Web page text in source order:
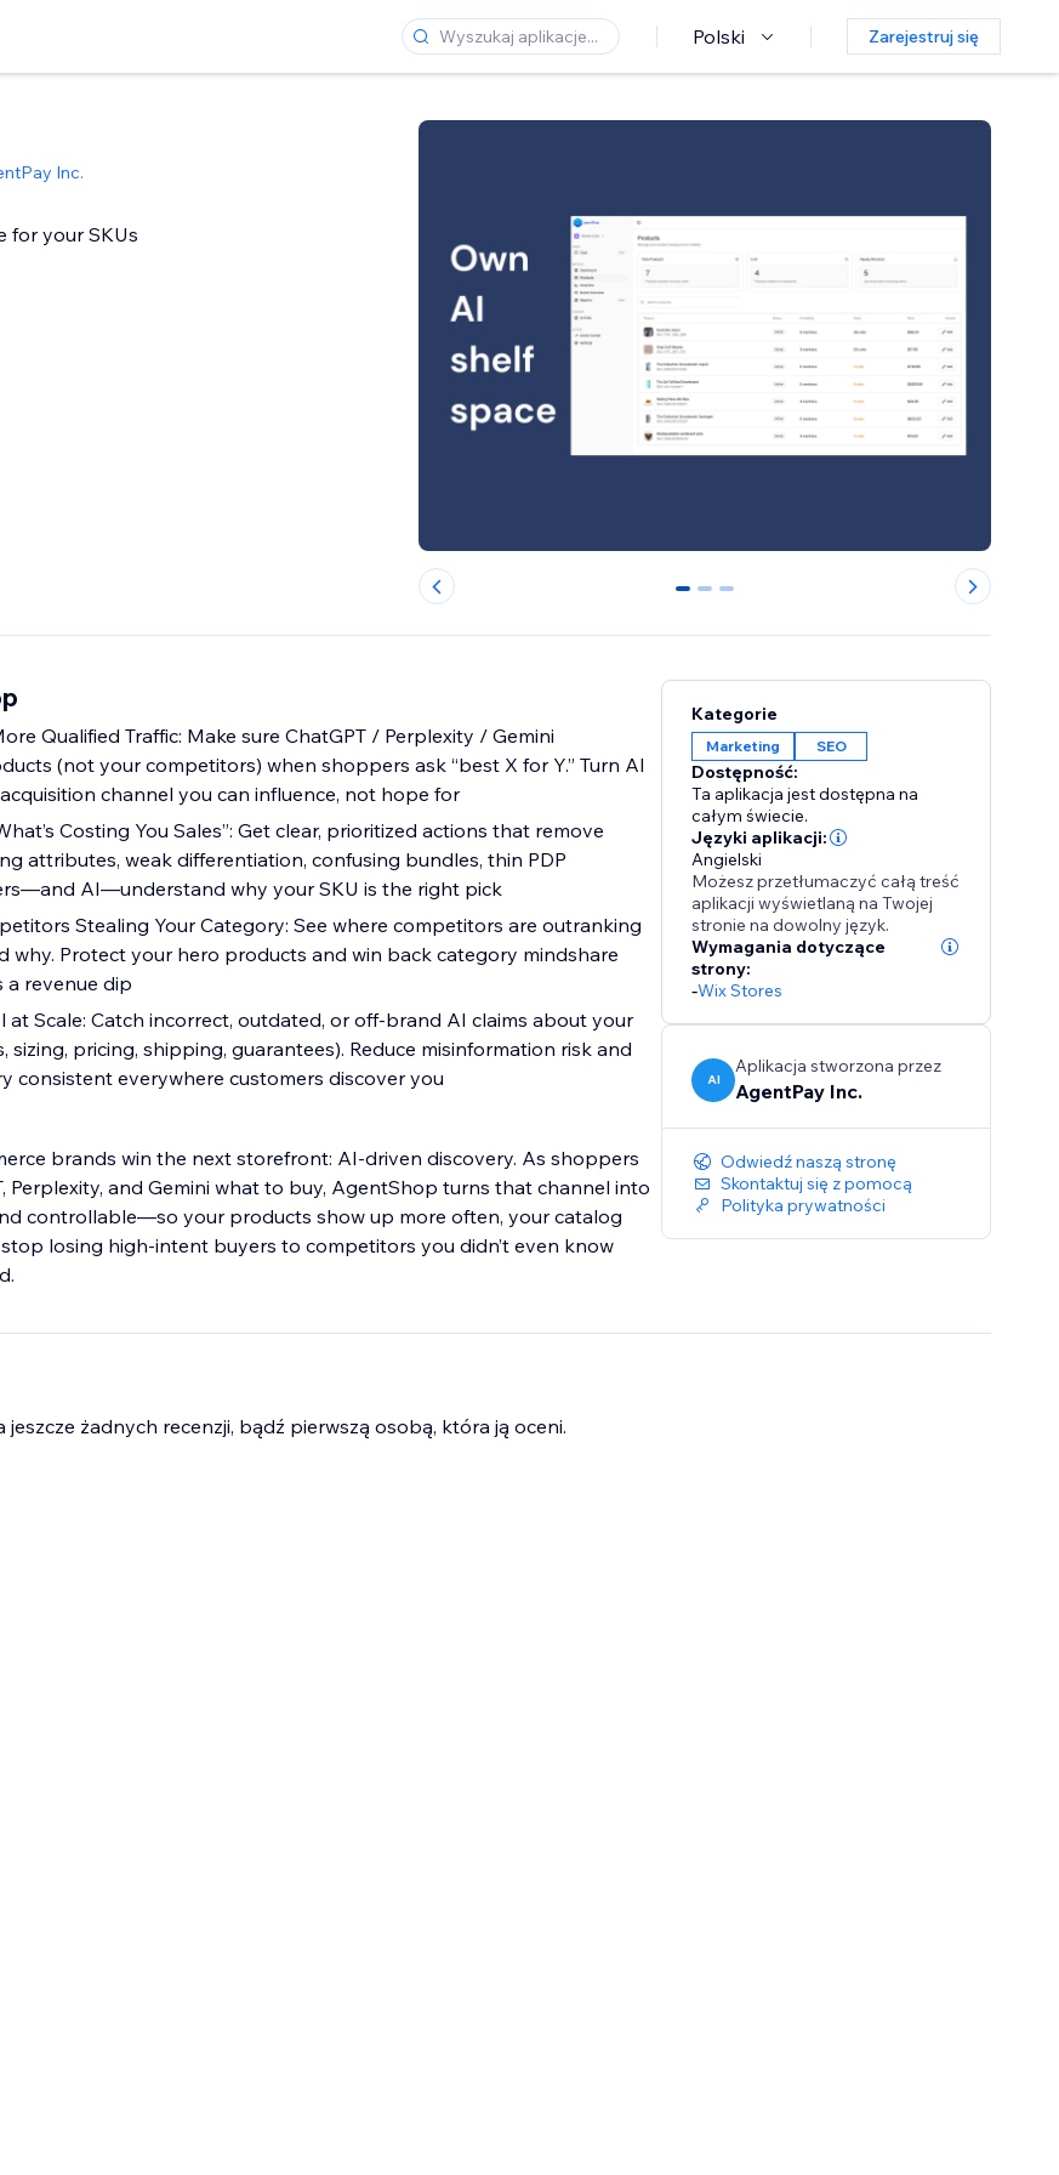
Polski Zarejestruj się
Inc.
for your SKUs
0 1 2
Qualified Traffic: Make sure ChatGPT / Perplexity / Gemini
(not your competitors) when shoppers ask “best X for Y.” Turn AI
channel you can influence, not hope for
Costing You Sales”: Get clear, prioritized actions that remove
attributes, weak differentiation, confusing bundles, thin PDP
AI—understand why your SKU is the right pick
Stealing Your Category: See where competitors are outranking
why. Protect your hero products and win back category mindshare
a revenue dip
at Scale: Catch incorrect, outdated, or off-brand AI claims about your
sizing, pricing, shipping, guarantees). Reduce misinformation risk and
consistent everywhere customers discover you
brands win the next storefront: AI-driven discovery. As shoppers
Perplexity, and Gemini what to buy, AgentShop turns that channel into
controllable—so your products show up more often, your catalog
losing high-intent buyers to competitors you didn’t even know
Kategorie
Marketing SEO
Dostępność:
Ta aplikacja jest dostępna na
całym świecie.
Języki aplikacji:
Angielski
Możesz przetłumaczyć całą treść
aplikacji wyświetlaną na Twojej
stronie na dowolny język.
Wymagania dotyczące
strony:
-Wix Stores
AI
Aplikacja stworzona przez
AgentPay Inc.
Odwiedź naszą stronę
Skontaktuj się z pomocą
Polityka prywatności
jeszcze żadnych recenzji, bądź pierwszą osobą, która ją oceni.